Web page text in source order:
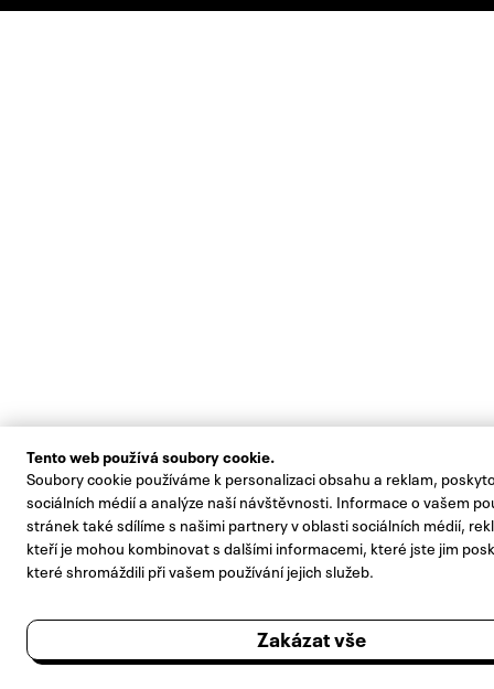
Tento web používá soubory cookie.
Soubory cookie používáme k personalizaci obsahu a reklam,
sociálních médií a analýze naší návštěvnosti. Informace o vašem
stránek také sdílíme s našimi partnery v oblasti sociálních médií,
kteří je mohou kombinovat s dalšími informacemi, které jste jim
které shromáždili při vašem používání jejich služeb.
Zakázat vše